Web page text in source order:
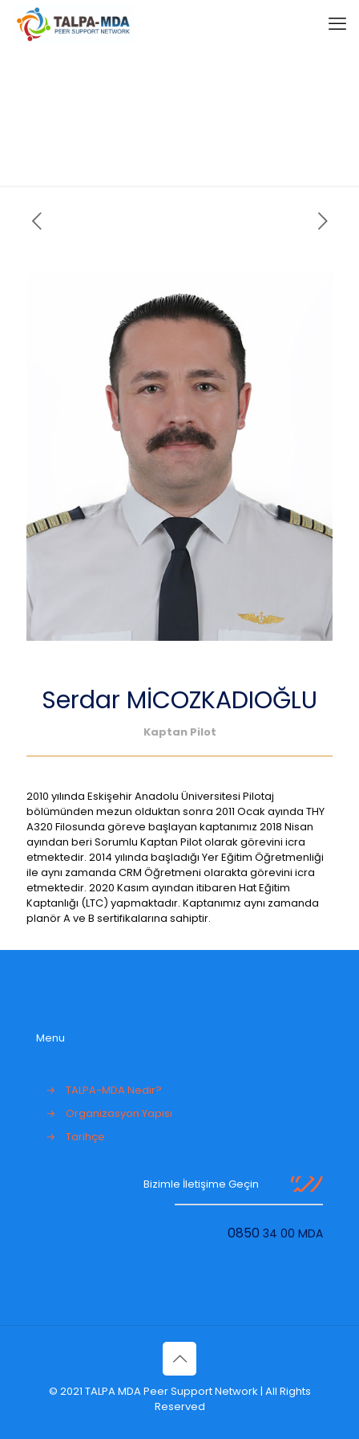
Serdar MİCOZKADIOĞLU
Kaptan Pilot
2010 yılında Eskişehir Anadolu Üniversitesi Pilotaj
bölümünden mezun olduktan sonra 2011 Ocak ayında THY
A320 Filosunda göreve başlayan kaptanımız 2018 Nisan
ayından beri Sorumlu Kaptan Pilot olarak görevini icra
etmektedir. 2014 yılında başladığı Yer Eğitim Öğretmenliği
ile aynı zamanda CRM Öğretmeni olarakta görevini icra
etmektedir. 2020 Kasım ayından itibaren Hat Eğitim
Kaptanlığı (LTC) yapmaktadır. Kaptanımız aynı zamanda
planör A ve B sertifikalarına sahiptir.
Menu
→
TALPA-MDA Nedir?
→
Organizasyon Yapısı
→
Tarihçe
Bizimle İletişime Geçin
0850 34 00 MDA
© 2021 TALPA MDA Peer Support Network | All Rights
Reserved